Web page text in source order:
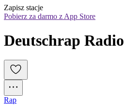
Zapisz stacje
Pobierz za darmo z App Store
Deutschrap Radio
Rap